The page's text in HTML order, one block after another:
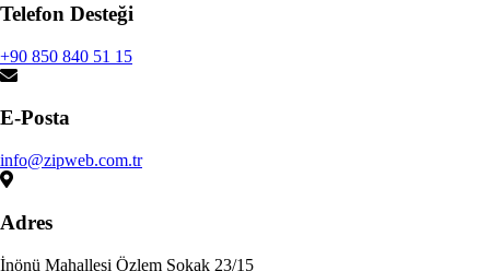
Telefon Desteği
+90 850 840 51 15
E-Posta
info@zipweb.com.tr
Adres
İnönü Mahallesi Özlem Sokak 23/15